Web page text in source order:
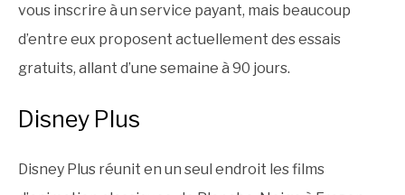
vous inscrire à un service payant, mais beaucoup
d’entre eux proposent actuellement des essais
gratuits, allant d’une semaine à 90 jours.
Disney Plus
Disney Plus réunit en un seul endroit les films